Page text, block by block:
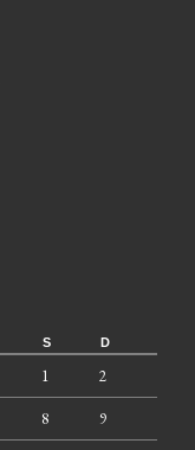
S D
1 2
8 9